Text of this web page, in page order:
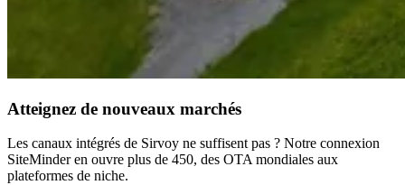
Atteignez de nouveaux marchés
Les canaux intégrés de Sirvoy ne suffisent pas ? Notre connexion
SiteMinder en ouvre plus de 450, des OTA mondiales aux
plateformes de niche.